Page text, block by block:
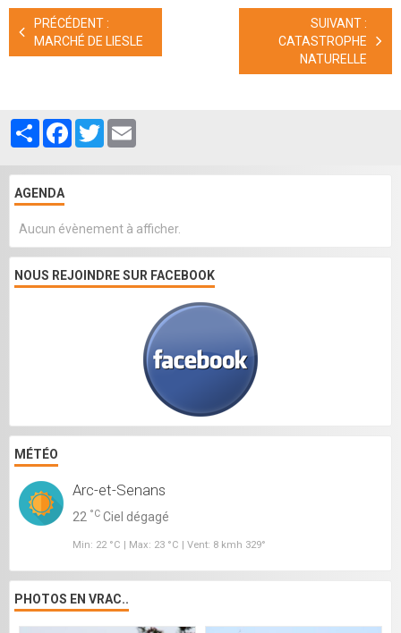
PRÉCÉDENT :
MARCHÉ DE LIESLE
SUIVANT :
CATASTROPHE
NATURELLE
PartagerFacebook
Twitter
AGENDA
Aucun évènement à afficher.
NOUS REJOINDRE SUR FACEBOOK
MÉTÉO
Arc-et-Senans
22 °C Ciel dégagé
Min: 22 °C | Max: 23 °C | Vent: 8 kmh 329°
PHOTOS EN VRAC..